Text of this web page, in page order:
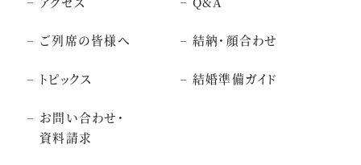
ご列席の皆様へ 結納・顔合わせ
トピックス 結婚準備ガイド
お問い合わせ・
資料請求